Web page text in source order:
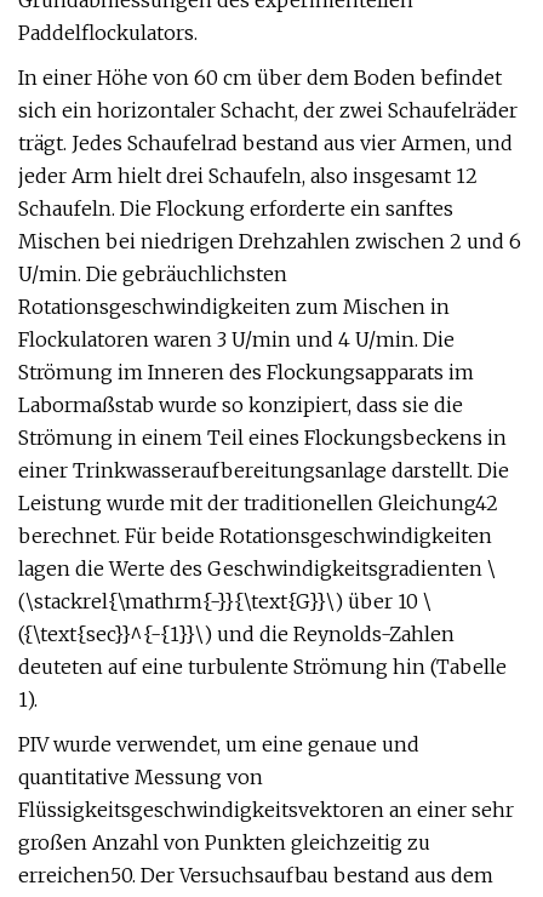
Paddelflockulators.
In einer Höhe von 60 cm über dem Boden befindet
sich ein horizontaler Schacht, der zwei Schaufelräder
trägt. Jedes Schaufelrad bestand aus vier Armen, und
jeder Arm hielt drei Schaufeln, also insgesamt 12
Schaufeln. Die Flockung erforderte ein sanftes
Mischen bei niedrigen Drehzahlen zwischen 2 und 6
U/min. Die gebräuchlichsten
Rotationsgeschwindigkeiten zum Mischen in
Flockulatoren waren 3 U/min und 4 U/min. Die
Strömung im Inneren des Flockungsapparats im
Labormaßstab wurde so konzipiert, dass sie die
Strömung in einem Teil eines Flockungsbeckens in
einer Trinkwasseraufbereitungsanlage darstellt. Die
Leistung wurde mit der traditionellen Gleichung42
berechnet. Für beide Rotationsgeschwindigkeiten
lagen die Werte des Geschwindigkeitsgradienten \
(\stackrel{\mathrm{-}}{\text{G}}\) über 10 \
({\text{sec}}^{-{1}}\) und die Reynolds-Zahlen
deuteten auf eine turbulente Strömung hin (Tabelle
1).
PIV wurde verwendet, um eine genaue und
quantitative Messung von
Flüssigkeitsgeschwindigkeitsvektoren an einer sehr
großen Anzahl von Punkten gleichzeitig zu
erreichen50. Der Versuchsaufbau bestand aus dem